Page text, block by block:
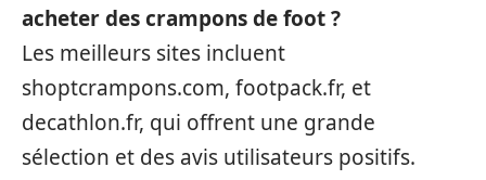
acheter des crampons de foot ?
Les meilleurs sites incluent
shoptcrampons.com, footpack.fr, et
decathlon.fr, qui offrent une grande
sélection et des avis utilisateurs positifs.